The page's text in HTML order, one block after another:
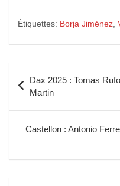
Étiquettes: Borja Jiménez,
de
l’article
Dax 2025 : Tomas
Martin
Castellon : Antonio